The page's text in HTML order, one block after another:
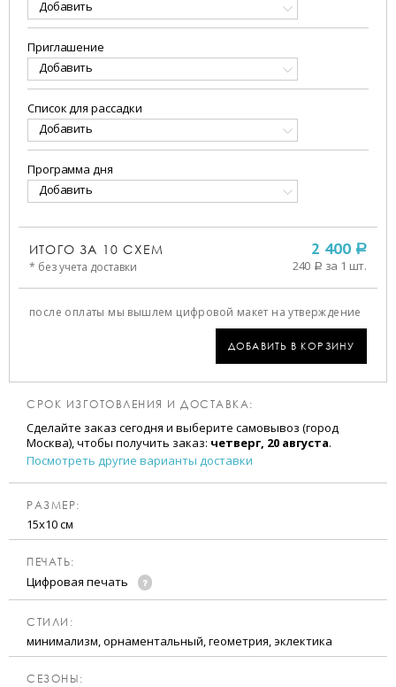
Добавить
Приглашение
Добавить
Список для рассадки
Добавить
Программа дня
Добавить
ИТОГО ЗА 10 СХЕМ
* без учета доставки
2 400 a
240 a за 1 шт.
после оплаты мы вышлем цифровой макет на утверждение
ДОБАВИТЬ В КОРЗИНУ
СРОК ИЗГОТОВЛЕНИЯ И ДОСТАВКА:
Сделайте заказ сегодня и выберите самовывоз (город
Москва), чтобы получить заказ: четверг, 20 августа.
Посмотреть другие варианты доставки
РАЗМЕР:
15х10 см
ПЕЧАТЬ:
Цифровая печать
CТИЛИ:
минимализм, орнаментальный, геометрия, эклектика
CЕЗОНЫ: